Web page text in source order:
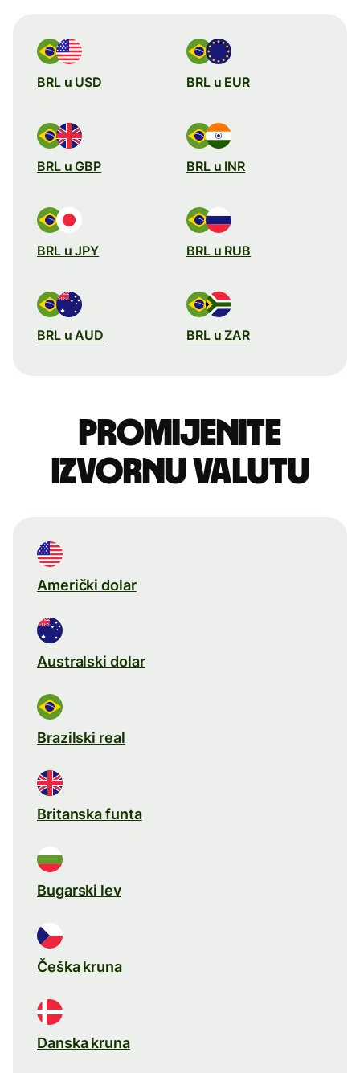
BRL u USD BRL u EUR
BRL u GBP BRL u INR
BRL u JPY BRL u RUB
BRL u AUD BRL u ZAR
Promijenite
izvornu valutu
Američki dolar
Australski dolar
Brazilski real
Britanska funta
Bugarski lev
Češka kruna
Danska kruna